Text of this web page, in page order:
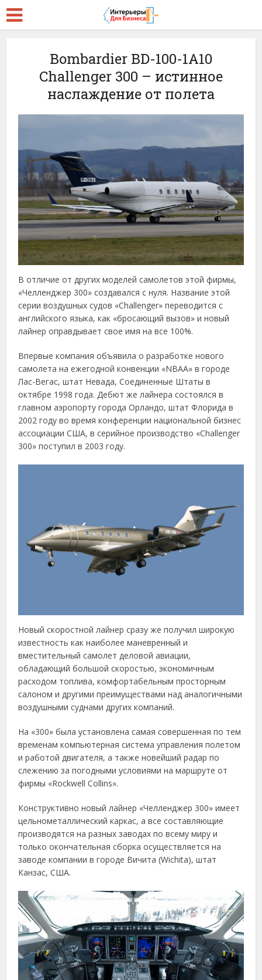
Bombardier BD-100-1A10
Challenger 300 – истинное
наслаждение от полета
В отличие от других моделей самолетов этой фирмы,
«Челленджер 300» создавался с нуля. Название этой
серии воздушных судов «Challenger» переводится с
английского языка, как «бросающий вызов» и новый
лайнер оправдывает свое имя на все 100%.
Впервые компания объявила о разработке нового
самолета на ежегодной конвенции «NBAA» в городе
Лас-Вегас, штат Невада, Соединенные Штаты в
октябре 1998 года. Дебют же лайнера состоялся в
главном аэропорту города Орландо, штат Флорида в
2002 году во время конференции национальной бизнес
ассоциации США, в серийное производство «Challenger
300» поступил в 2003 году.
Новый скоростной лайнер сразу же получил широкую
известность как наиболее маневренный и
вместительный самолет деловой авиации,
обладающий большой скоростью, экономичным
расходом топлива, комфортабельным просторным
салоном и другими преимуществами над аналогичными
воздушными суднами других компаний.
На «300» была установлена самая совершенная по тем
временам компьютерная система управления полетом
и работой двигателя, а также новейший радар по
слежению за погодными условиями на маршруте от
фирмы «Rockwell Collins».
Конструктивно новый лайнер «Челленджер 300» имеет
цельнометаллический каркас, а все составляющие
производятся на разных заводах по всему миру и
только окончательная сборка осуществляется на
заводе компании в городе Вичита (Wichita), штат
Канзас, США.